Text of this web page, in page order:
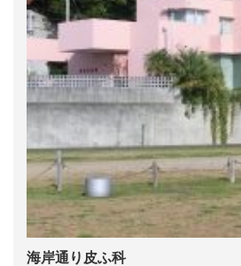
海岸通り皮ふ科